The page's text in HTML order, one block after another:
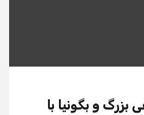
بزرگ و بگونیا با